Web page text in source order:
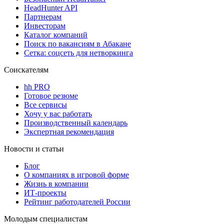
HeadHunter API
Партнерам
Инвесторам
Каталог компаний
Поиск по вакансиям в Абакане
Сетка: соцсеть для нетворкинга
Соискателям
hh PRO
Готовое резюме
Все сервисы
Хочу у вас работать
Производственный календарь
Экспертная рекомендация
Новости и статьи
Блог
О компаниях в игровой форме
Жизнь в компании
ИТ-проекты
Рейтинг работодателей России
Молодым специалистам